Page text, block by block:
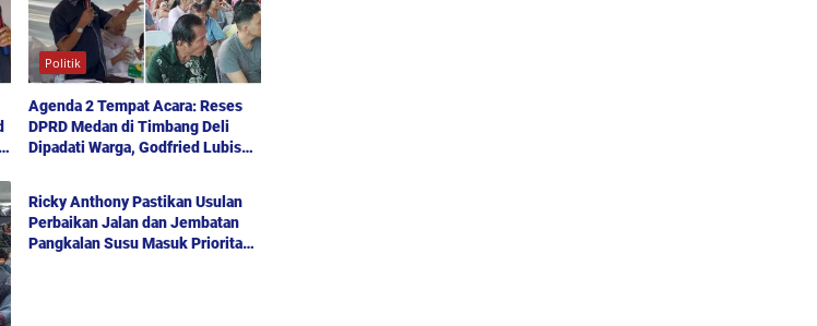
Politik
Agenda 2 Tempat Acara: Reses
DPRD Medan di Timbang Deli
Dipadati Warga, Godfried Lubis
Politik
Ricky Anthony Pastikan Usulan
Perbaikan Jalan dan Jembatan
Pangkalan Susu Masuk Prioritas